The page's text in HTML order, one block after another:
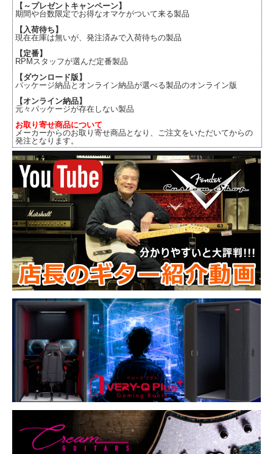
【～プレゼントキャンペーン】
期間や台数限定でお得なオマケがついて来る製品
【入荷待ち】
現在在庫は無いが、発注済みで入荷待ちの製品
【定番】
RPMスタッフが選んだ定番製品
【ダウンロード版】
パッケージ納品とオンライン納品が選べる製品のオンライン版
【オンライン納品】
元々パッケージが存在しない製品
お取り寄せ商品について
メーカーからのお取り寄せ商品となり、ご注文をいただいてからの
発注となります。